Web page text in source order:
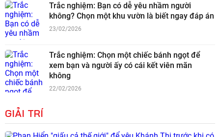
Trắc nghiệm: Bạn có dễ yêu nhầm người
không? Chọn một khu vườn là biết ngay đáp án
23/02/2026
Trắc nghiệm: Chọn một chiếc bánh ngọt để
xem bạn và người ấy có cái kết viên mãn
không
22/02/2026
GIẢI TRÍ